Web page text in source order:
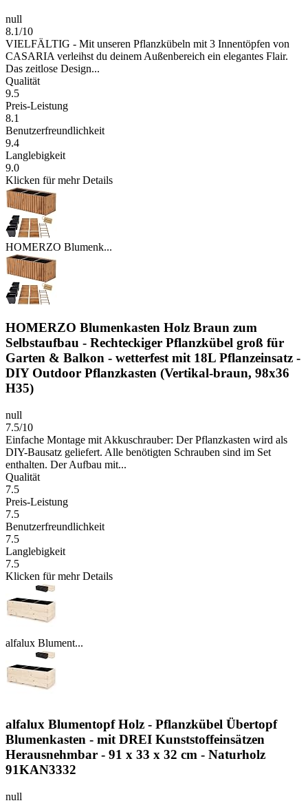
null
8.1/10
VIELFÄLTIG - Mit unseren Pflanzkübeln mit 3 Innentöpfen von
CASARIA verleihst du deinem Außenbereich ein elegantes Flair.
Das zeitlose Design...
Qualität
9.5
Preis-Leistung
8.1
Benutzerfreundlichkeit
9.4
Langlebigkeit
9.0
Klicken für mehr Details
HOMERZO Blumenk...
HOMERZO Blumenkasten Holz Braun zum
Selbstaufbau - Rechteckiger Pflanzkübel groß für
Garten & Balkon - wetterfest mit 18L Pflanzeinsatz -
DIY Outdoor Pflanzkasten (Vertikal-braun, 98x36
H35)
null
7.5/10
Einfache Montage mit Akkuschrauber: Der Pflanzkasten wird als
DIY-Bausatz geliefert. Alle benötigten Schrauben sind im Set
enthalten. Der Aufbau mit...
Qualität
7.5
Preis-Leistung
7.5
Benutzerfreundlichkeit
7.5
Langlebigkeit
7.5
Klicken für mehr Details
alfalux Blument...
alfalux Blumentopf Holz - Pflanzkübel Übertopf
Blumenkasten - mit DREI Kunststoffeinsätzen
Herausnehmbar - 91 x 33 x 32 cm - Naturholz
91KAN3332
null